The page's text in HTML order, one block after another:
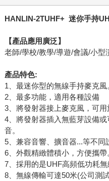
HANLIN-2TUHF+ 迷你手持
【產品應用廣泛】
老師/學校/教學/導遊/會議/小型
產品特色:
1、最迷你型的無線手持麥克風
2、最多功能，適用各種設備
3、將發射器接上麥克風，可用
4、將發射器插入無藍芽設備
音。
5、兼容音響、擴音器...等不同
6、外觀精緻體積小，方便攜帶
7、採用的是UHF高頻低功耗無
8、無線傳輸可達50米(公司測試